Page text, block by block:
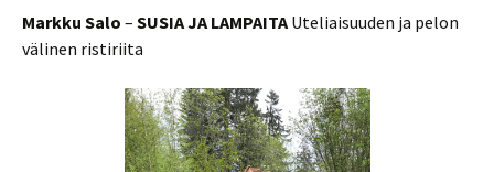
Markku Salo – SUSIA JA LAMPAITAUteliaisuuden ja pelon
välinen ristiriita